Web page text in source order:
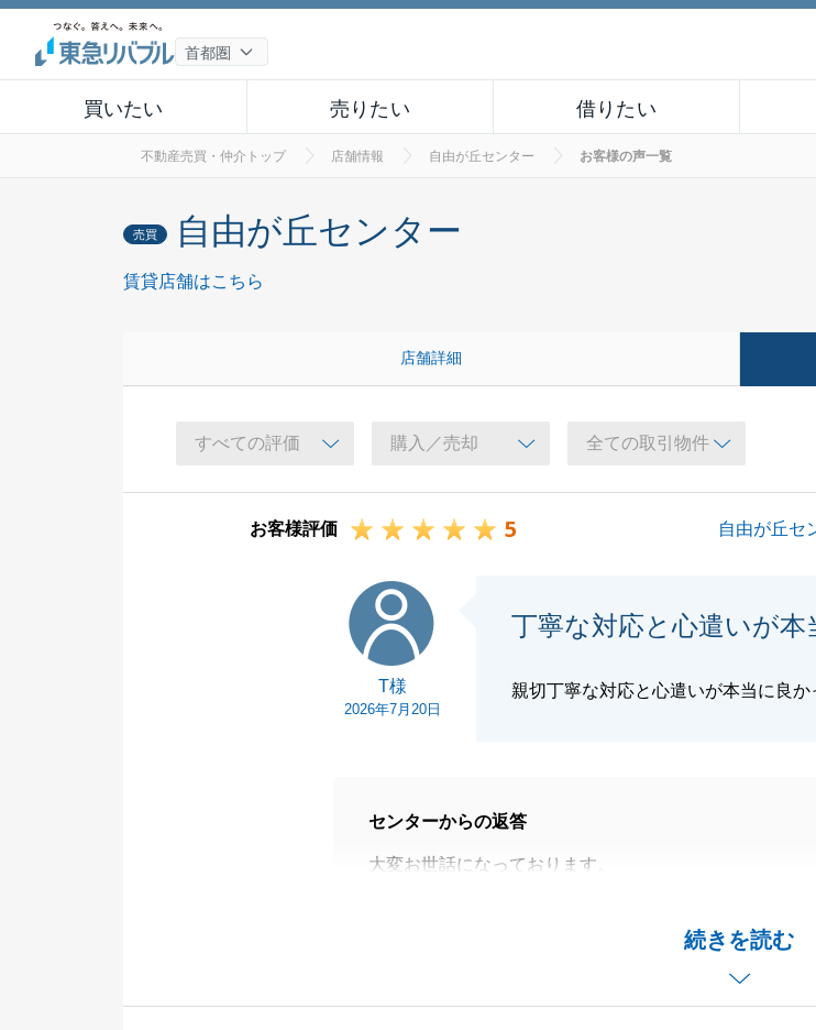
買いたい 売りたい 借りたい
不動産売買・仲介トップ 店舗情報 自由が丘センター お客様の声一覧
売買 自由が丘センター
賃貸店舗はこちら
店舗詳細
お客様評価 5 自由が丘セ
T様
2026年7月20日
丁寧な対応と心遣いが本
親切丁寧な対応と心遣いが本当に良か
続きを読む
センターからの返答
大変お世話になっております。
お忙しい中、ご案内や書類のご準備のご対応をいただき